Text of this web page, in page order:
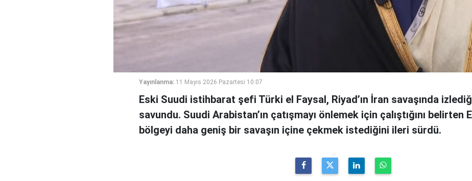
Yayınlanma: 11 Mayıs 2026 Pazartesi 10:07
Eski Suudi istihbarat şefi Türki el Faysal, Riyad’ın İran savaşında
savundu. Suudi Arabistan’ın çatışmayı önlemek için çalıştığını belirten
bölgeyi daha geniş bir savaşın içine çekmek istediğini ileri sürdü.